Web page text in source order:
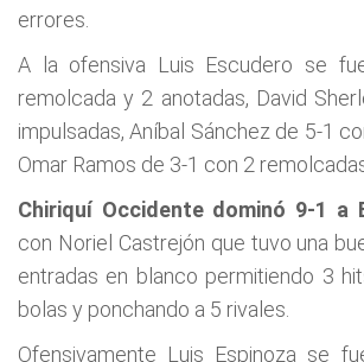
errores.
A la ofensiva Luis Escudero se
remolcada y 2 anotadas, David
impulsadas, Aníbal Sánchez de 5-1
Omar Ramos de 3-1 con 2
Chiriquí Occidente dominó 9-1 a
con Noriel Castrejón que tuvo una
entradas en blanco permitiendo 3
bolas y ponchando a 5 rivales.
Ofensivamente Luis Espinoza se